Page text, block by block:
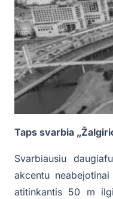
Taps svarbia
Svarbiausiu
akcentu
atitinkantis 50 m